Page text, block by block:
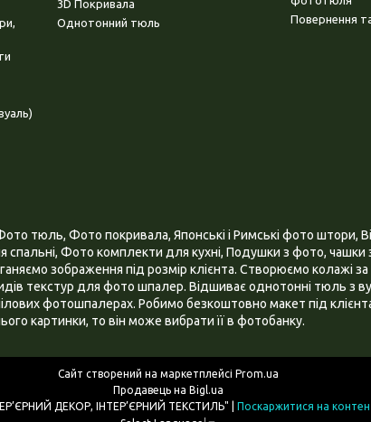
3D Покривала
Однотонний тюль
Повернення
тюль, Фото покривала, Японські і Римські фото штори,
Фото комплекти для кухні, Подушки з фото, чашки
зображення під розмір клієнта. Створюємо колажі
текстур для фото шпалер. Відшиває однотонні тюль з
фотошпалерах. Робимо безкоштовно макет під
картинки, то він може вибрати її в фотобанку.
Сайт створений на маркетплейсі Prom.ua
Продавець на Bigl.ua
Поскаржитися на